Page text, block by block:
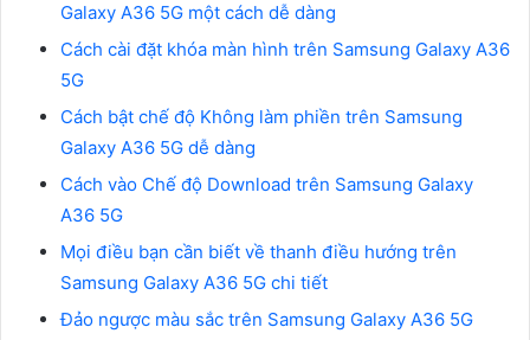
Galaxy A36 5G một cách dễ dàng
Cách cài đặt khóa màn hình trên Samsung Galaxy A36
5G
Cách bật chế độ Không làm phiền trên Samsung
Galaxy A36 5G dễ dàng
Cách vào Chế độ Download trên Samsung Galaxy
A36 5G
Mọi điều bạn cần biết về thanh điều hướng trên
Samsung Galaxy A36 5G chi tiết
Đảo ngược màu sắc trên Samsung Galaxy A36 5G